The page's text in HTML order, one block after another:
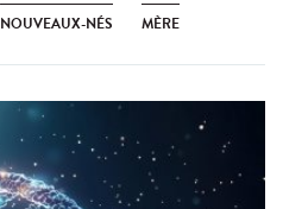
NOUVEAUX-NÉS MÈRE